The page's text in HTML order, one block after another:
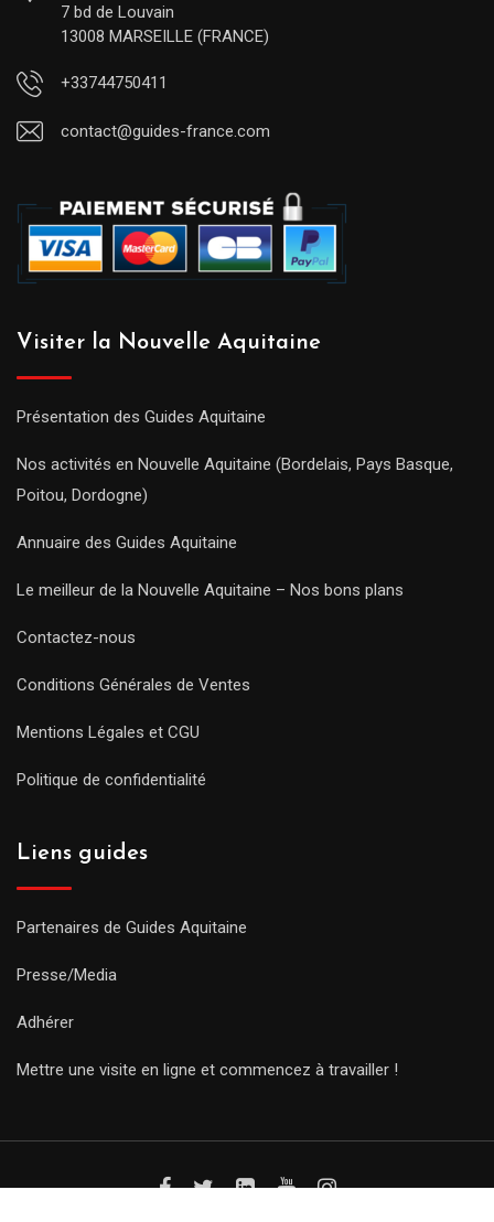
7 bd de Louvain
13008 MARSEILLE (FRANCE)
+33744750411
contact@guides-france.com
Visiter la Nouvelle Aquitaine
Présentation des Guides Aquitaine
Nos activités en Nouvelle Aquitaine (Bordelais, Pays Basque,
Poitou, Dordogne)
Annuaire des Guides Aquitaine
Le meilleur de la Nouvelle Aquitaine – Nos bons plans
Contactez-nous
Conditions Générales de Ventes
Mentions Légales et CGU
Politique de confidentialité
Liens guides
Partenaires de Guides Aquitaine
Presse/Media
Adhérer
Mettre une visite en ligne et commencez à travailler !